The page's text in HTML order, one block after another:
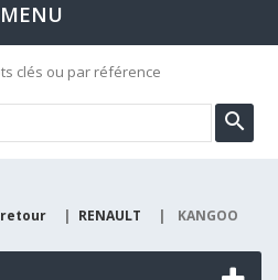
MENU
clés ou par référence
retour
| RENAULT | KANGOO